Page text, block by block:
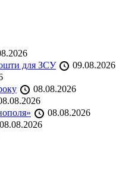
для ЗСУ
09.08.2026
08.08.2026
08.08.2026
08.08.2026